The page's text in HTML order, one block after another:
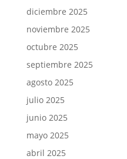
diciembre 2025
noviembre 2025
octubre 2025
septiembre 2025
agosto 2025
julio 2025
junio 2025
mayo 2025
abril 2025